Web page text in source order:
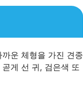
운 체형을 가진 견종
게 선 귀, 검은색 또